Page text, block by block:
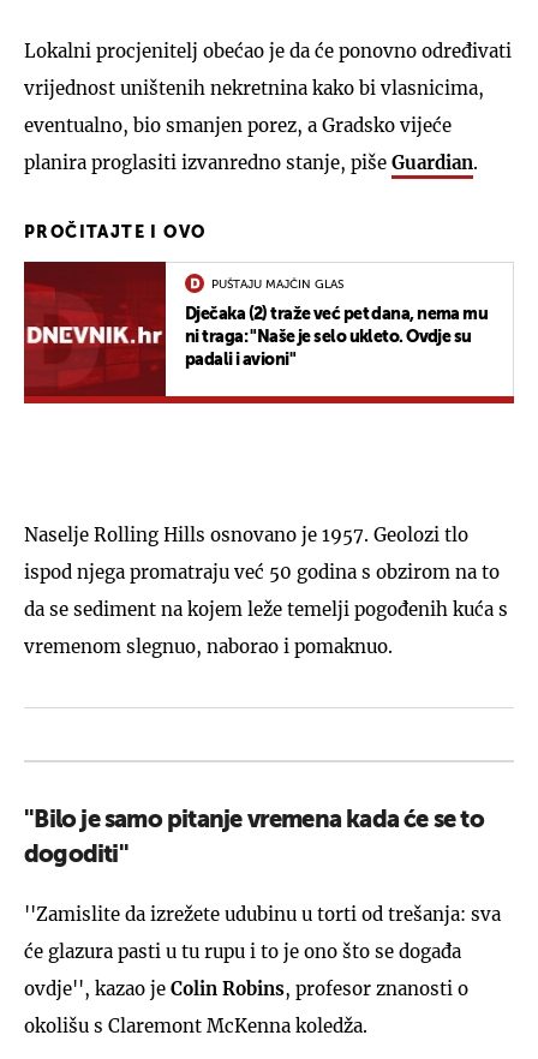
Lokalni procjenitelj obećao je da će ponovno određivati
vrijednost uništenih nekretnina kako bi vlasnicima,
eventualno, bio smanjen porez, a Gradsko vijeće
planira proglasiti izvanredno stanje, piše Guardian.
PROČITAJTE I OVO
PUŠTAJU MAJČIN GLAS
Dječaka (2) traže već pet dana, nema mu
ni traga: "Naše je selo ukleto. Ovdje su
padali i avioni"
Naselje Rolling Hills osnovano je 1957. Geolozi tlo
ispod njega promatraju već 50 godina s obzirom na to
da se sediment na kojem leže temelji pogođenih kuća s
vremenom slegnuo, naborao i pomaknuo.
''Bilo je samo pitanje vremena kada će se to
dogoditi''
''Zamislite da izrežete udubinu u torti od trešanja: sva
će glazura pasti u tu rupu i to je ono što se događa
ovdje'', kazao je Colin Robins, profesor znanosti o
okolišu s Claremont McKenna koledža.